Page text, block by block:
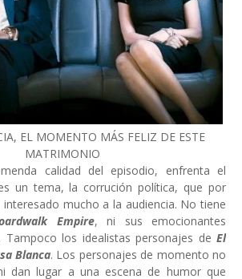
EL MOMENTO MÁS FELIZ DE ESTE
MATRIMONIO
calidad del episodio, enfrenta el
un tema, la corrución política, que por
interesado mucho a la audiencia. No tiene
Empire, ni sus emocionantes
Tampoco los idealistas personajes de El
Blanca. Los personajes de momento no
dan lugar a una escena de humor que